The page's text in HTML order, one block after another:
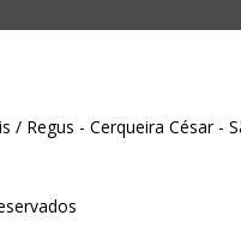
/ Regus - Cerqueira César -